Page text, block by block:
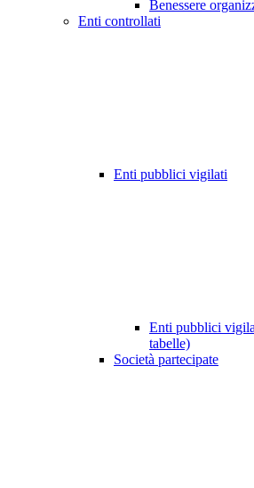
Benessere
Enti controllati
Enti pubblici vigilati
Enti pubblici
tabelle)
Società partecipate